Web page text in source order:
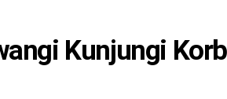
Kunjungi